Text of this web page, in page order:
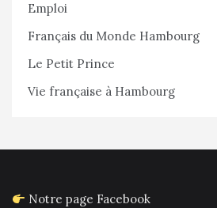
Emploi
Français du Monde Hambourg
Le Petit Prince
Vie française à Hambourg
Notre page Facebook